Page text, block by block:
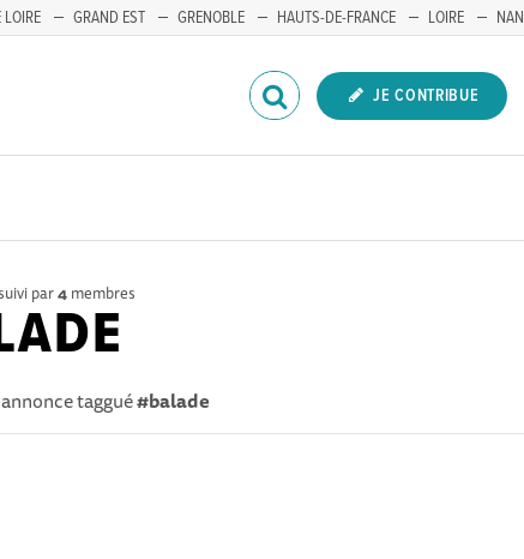
LOIRE GRAND EST GRENOBLE HAUTS-DE-FRANCE LOIRE
JE CONTRIBUE
par4 membres
taggué#balade